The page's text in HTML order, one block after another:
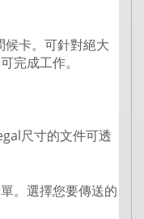
卡。可針對絕大
完成工作。
尺寸的文件可透
。選擇您要傳送的